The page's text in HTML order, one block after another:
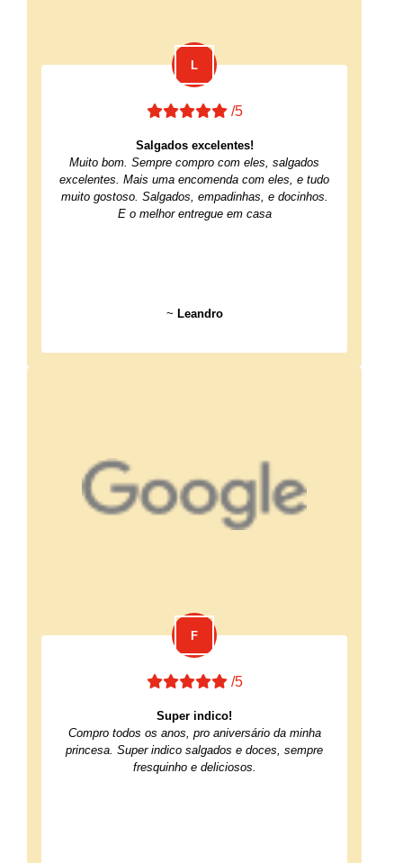
/5
Salgados excelentes!
Muito bom. Sempre compro com eles, salgados
excelentes. Mais uma encomenda com eles, e tudo
muito gostoso. Salgados, empadinhas, e docinhos.
E o melhor entregue em casa
~ Leandro
/5
Super indico!
Compro todos os anos, pro aniversário da minha
princesa. Super indico salgados e doces, sempre
fresquinho e deliciosos.